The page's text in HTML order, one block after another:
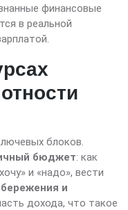
финансовые
в реальной
блоков.
бюджет: как
и «надо», вести
и
дохода, что такое